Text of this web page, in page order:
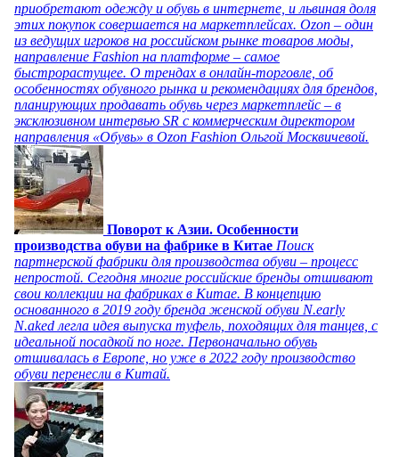
приобретают одежду и обувь в интернете, и львиная доля
этих покупок совершается на маркетплейсах. Ozon – один
из ведущих игроков на российском рынке товаров моды,
направление Fashion на платформе – самое
быстрорастущее. О трендах в онлайн-торговле, об
особенностях обувного рынка и рекомендациях для брендов,
планирующих продавать обувь через маркетплейс – в
эксклюзивном интервью SR с коммерческим директором
направления «Обувь» в Ozon Fashion Ольгой Москвичевой.
Поворот к Азии. Особенности
производства обуви на фабрике в Китае Поиск
партнерской фабрики для производства обуви – процесс
непростой. Сегодня многие российские бренды отшивают
свои коллекции на фабриках в Китае. В концепцию
основанного в 2019 году бренда женской обуви N.early
N.aked легла идея выпуска туфель, походящих для танцев, с
идеальной посадкой по ноге. Первоначально обувь
отшивалась в Европе, но уже в 2022 году производство
обуви перенесли в Китай.